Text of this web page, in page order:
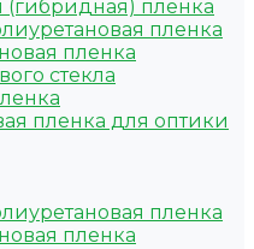
пленка
пленка
пленка
стекла
пленка для оптики
пленка
пленка